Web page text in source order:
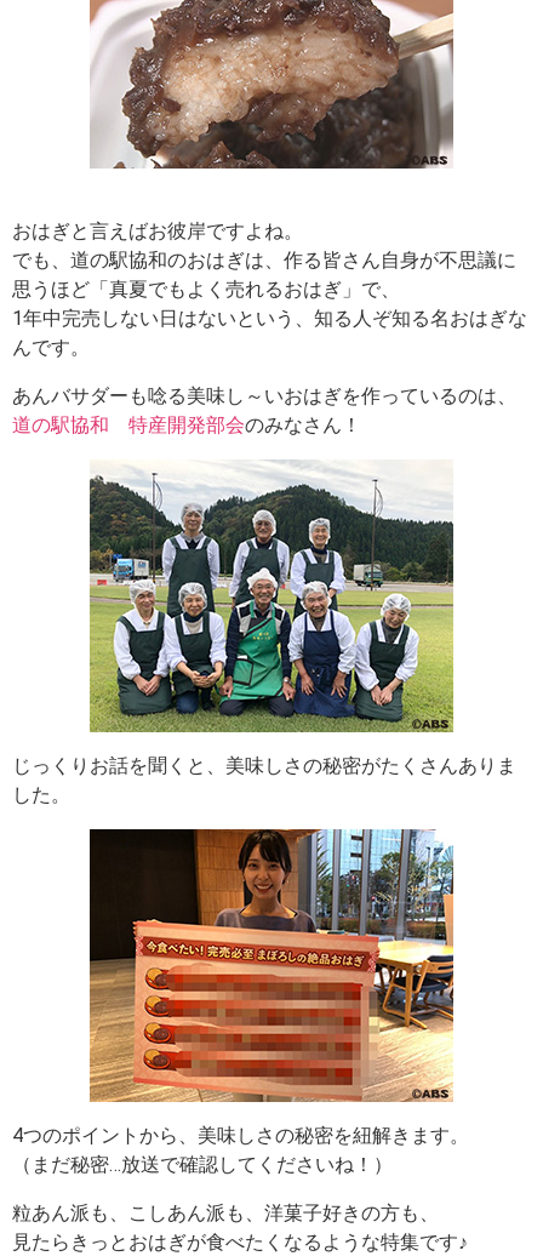
おはぎと言えばお彼岸ですよね。
でも、道の駅協和のおはぎは、作る皆さん自身が不思議に
思うほど「真夏でもよく売れるおはぎ」で、
1年中完売しない日はないという、知る人ぞ知る名おはぎな
んです。
あんバサダーも唸る美味し～いおはぎを作っているのは、
道の駅協和 特産開発部会のみなさん！
じっくりお話を聞くと、美味しさの秘密がたくさんありま
した。
4つのポイントから、美味しさの秘密を紐解きます。
（まだ秘密…放送で確認してくださいね！）
粒あん派も、こしあん派も、洋菓子好きの方も、
見たらきっとおはぎが食べたくなるような特集です♪